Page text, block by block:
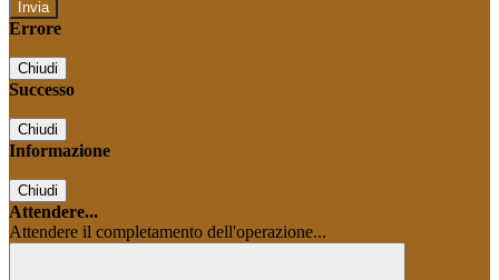
Errore
Chiudi
Successo
Chiudi
Informazione
Chiudi
Attendere...
Attendere il completamento dell'operazione...